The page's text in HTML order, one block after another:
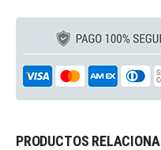
PRODUCTOS